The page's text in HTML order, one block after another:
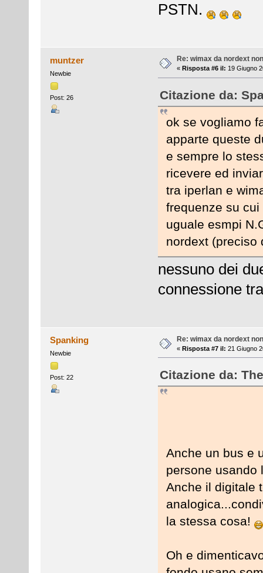
PSTN.
muntzer
Newbie
Post: 26
Re: wimax da nordext
« Risposta #6 il: 19 Giugno
Citazione da:
ok se vogliamo
apparte queste
e sempre lo
ricevere ed
tra iperlan e
frequenze su
uguale esmpi
nordext (preciso
nessuno dei
connessione
Spanking
Newbie
Post: 22
Re: wimax da nordext
« Risposta #7 il: 21 Giugno
Citazione da:
Anche un bus e
persone usando
Anche il digitale
la stessa cosa!
Oh e